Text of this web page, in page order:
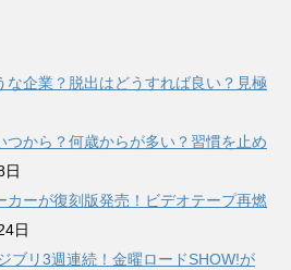
な企業？脱出はどうすれば良い？見極
つから？何歳からが多い？習慣を止め
日
カーが復刻版発売！ビデオテープ再燃
日
ブリ3週連続！金曜ロードSHOW!が